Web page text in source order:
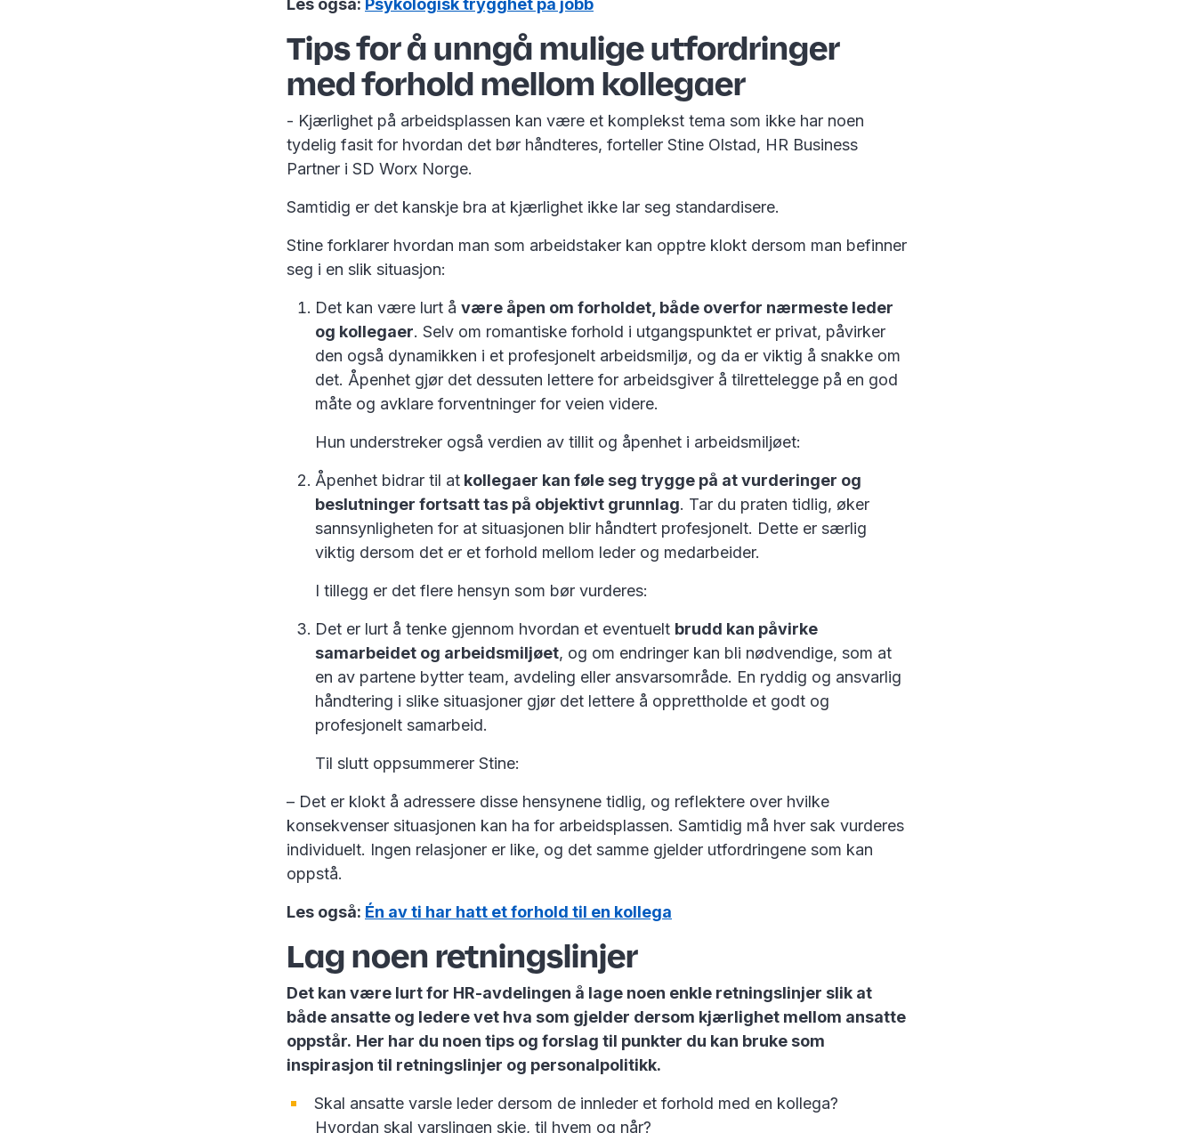
Les også: Psykologisk trygghet på jobb
Tips for å unngå mulige utfordringer
med forhold mellom kollegaer
- Kjærlighet på arbeidsplassen kan være et komplekst tema som ikke har noen
tydelig fasit for hvordan det bør håndteres, forteller Stine Olstad, HR Business
Partner i SD Worx Norge.
Samtidig er det kanskje bra at kjærlighet ikke lar seg standardisere.
Stine forklarer hvordan man som arbeidstaker kan opptre klokt dersom man befinner
seg i en slik situasjon:
Det kan være lurt å være åpen om forholdet, både overfor nærmeste leder
og kollegaer. Selv om romantiske forhold i utgangspunktet er privat, påvirker
den også dynamikken i et profesjonelt arbeidsmiljø, og da er viktig å snakke om
det. Åpenhet gjør det dessuten lettere for arbeidsgiver å tilrettelegge på en god
måte og avklare forventninger for veien videre.
Hun understreker også verdien av tillit og åpenhet i arbeidsmiljøet:
Åpenhet bidrar til at kollegaer kan føle seg trygge på at vurderinger og
beslutninger fortsatt tas på objektivt grunnlag. Tar du praten tidlig, øker
sannsynligheten for at situasjonen blir håndtert profesjonelt. Dette er særlig
viktig dersom det er et forhold mellom leder og medarbeider.
I tillegg er det flere hensyn som bør vurderes:
Det er lurt å tenke gjennom hvordan et eventuelt brudd kan påvirke
samarbeidet og arbeidsmiljøet, og om endringer kan bli nødvendige, som at
en av partene bytter team, avdeling eller ansvarsområde. En ryddig og ansvarlig
håndtering i slike situasjoner gjør det lettere å opprettholde et godt og
profesjonelt samarbeid.
Til slutt oppsummerer Stine:
– Det er klokt å adressere disse hensynene tidlig, og reflektere over hvilke
konsekvenser situasjonen kan ha for arbeidsplassen. Samtidig må hver sak vurderes
individuelt. Ingen relasjoner er like, og det samme gjelder utfordringene som kan
oppstå.
Les også: Én av ti har hatt et forhold til en kollega
Lag noen retningslinjer
Det kan være lurt for HR-avdelingen å lage noen enkle retningslinjer slik at
både ansatte og ledere vet hva som gjelder dersom kjærlighet mellom ansatte
oppstår. Her har du noen tips og forslag til punkter du kan bruke som
inspirasjon til retningslinjer og personalpolitikk.
Skal ansatte varsle leder dersom de innleder et forhold med en kollega?
Hvordan skal varslingen skje, til hvem og når?